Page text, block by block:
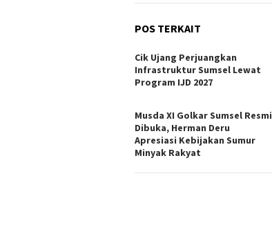
POS TERKAIT
Cik Ujang Perjuangkan
Infrastruktur Sumsel Lewat
Program IJD 2027
Musda XI Golkar Sumsel Resmi
Dibuka, Herman Deru
Apresiasi Kebijakan Sumur
Minyak Rakyat